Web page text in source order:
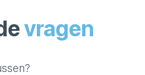
vragen